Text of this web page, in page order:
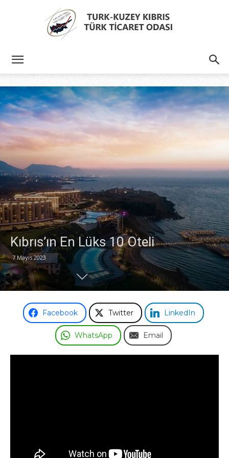
Kıbrıs
Odası
Kıbrıs’ın En Lüks 10 Oteli
7 Mayıs 2023
Facebook Twitter LinkedIn
WhatsApp Email